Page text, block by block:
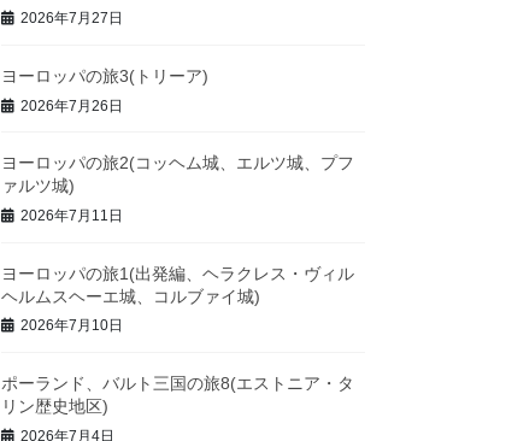
2026年7月27日
ヨーロッパの旅3(トリーア)
2026年7月26日
ヨーロッパの旅2(コッヘム城、エルツ城、プフ
ァルツ城)
2026年7月11日
ヨーロッパの旅1(出発編、ヘラクレス・ヴィル
ヘルムスヘーエ城、コルブァイ城)
2026年7月10日
ポーランド、バルト三国の旅8(エストニア・タ
リン歴史地区)
2026年7月4日